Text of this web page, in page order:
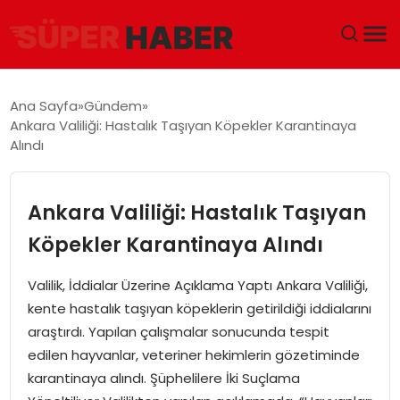
GÜNDEM
EKONOMI
MAGAZIN
SAĞLIK
Ana Sayfa Gündem
Ankara Valiliği: Hastalık Taşıyan Köpekler Karantinaya
Alındı
Ankara Valiliği: Hastalık Taşıyan
Köpekler Karantinaya Alındı
Valilik, İddialar Üzerine Açıklama Yaptı Ankara Valiliği,
kente hastalık taşıyan köpeklerin getirildiği iddialarını
araştırdı. Yapılan çalışmalar sonucunda tespit
edilen hayvanlar, veteriner hekimlerin gözetiminde
karantinaya alındı. Şüphelilere İki Suçlama